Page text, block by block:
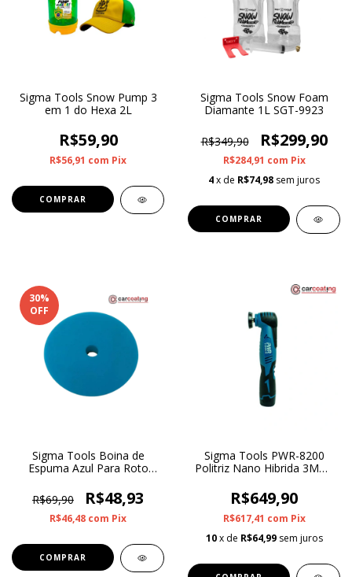
Sigma Tools Snow Pump 3
em 1 do Hexa 2L
R$59,90
R$56,91 com Pix
Sigma Tools Snow Foam
Diamante 1L SGT-9923
R$349,90 R$299,90
R$284,91 com Pix
4x de R$74,98 sem juros
30%
OFF
Sigma Tools Boina de
Espuma Azul Para Roto
R$69,90
R$48,93
R$46,48 com Pix
Sigma Tools PWR-8200
Politriz Nano Hibrida 3MM-
R$649,90
R$617,41 com Pix
10 x de R$64,99 sem juros